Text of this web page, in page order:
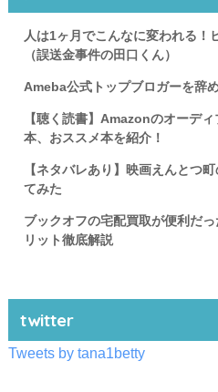
人は1ヶ月でこんなに変われる！
（誤送金事件の田口くん）
Ameba公式トップブロガーを辞
【聴く読書】Amazonのオーデ
本、おススメ本を紹介！
【ネタバレあり】映画えんとつ
てみた
ブックオフの宅配買取が便利だ
リット徹底解説
twitter
Tweets by tana1betty